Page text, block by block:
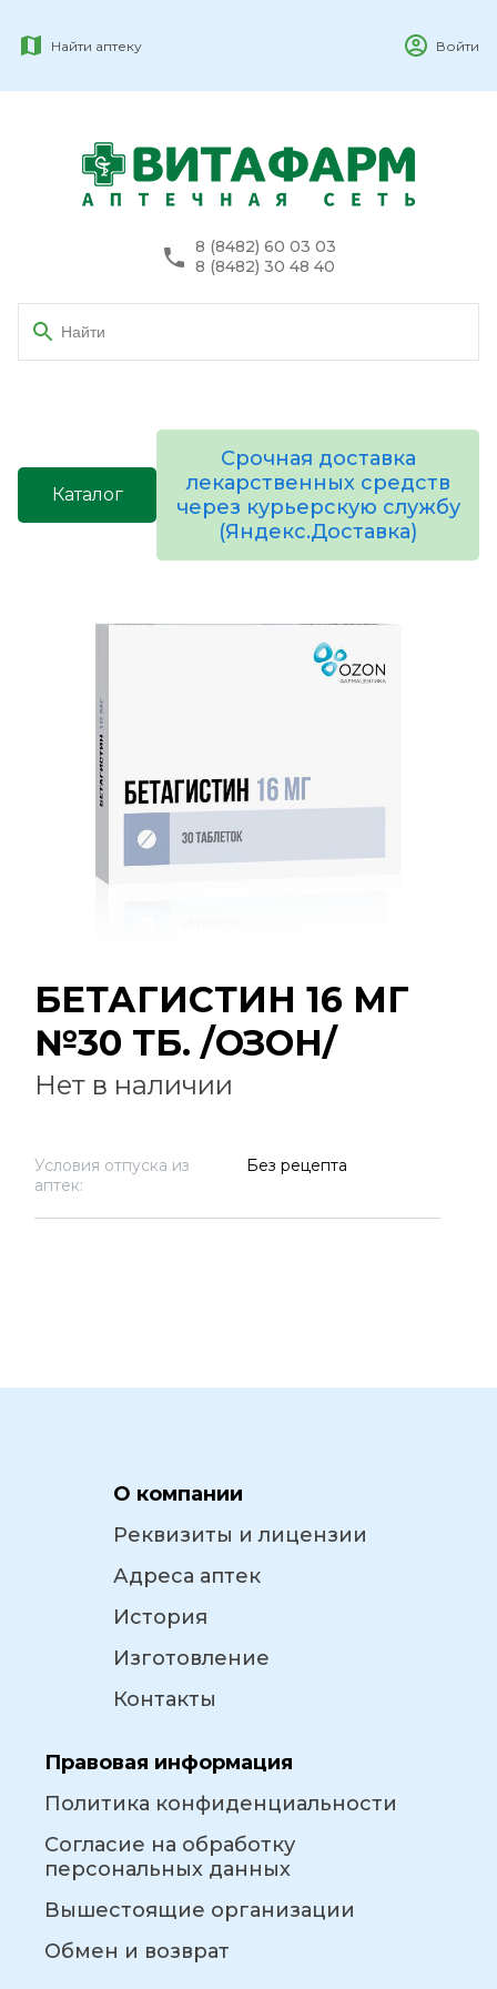
Найти аптеку Войти
8 (8482) 60 03 03
8 (8482) 30 48 40
Каталог
Срочная доставка
лекарственных средств
через курьерскую службу
(Яндекс.Доставка)
БЕТАГИСТИН 16 МГ
№30 ТБ. /ОЗОН/
Нет в наличии
Условия отпуска из
аптек:
Без рецепта
О компании
Реквизиты и лицензии
Адреса аптек
История
Изготовление
Контакты
Правовая информация
Политика конфиденциальности
Согласие на обработку
персональных данных
Вышестоящие организации
Обмен и возврат